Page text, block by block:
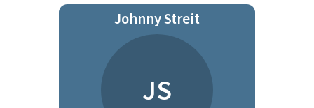
Johnny Streit
JS